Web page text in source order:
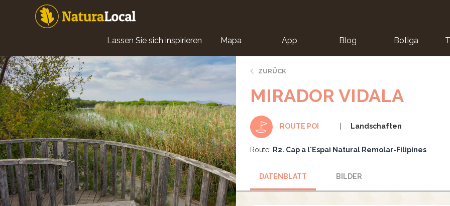
Main
navigation
Lassen Sie sich inspirieren Mapa App Blog Botiga
ZURÜCK
MIRADOR VIDALA
ROUTE POI Landschaften
Route: R2. Cap a l'Espai Natural Remolar-Filipines
DATENBLATT BILDER